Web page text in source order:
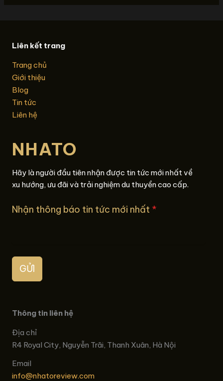
Liên kết trang
Trang chủ
Giới thiệu
Blog
Tin tức
Liên hệ
NHATO
Hãy là người đầu tiên nhận được tin tức mới nhất về
xu hướng, ưu đãi và trải nghiệm du thuyền cao cấp.
Nhận thông báo tin tức mới nhất *
GỬI
Thông tin liên hệ
Địa chỉ
R4 Royal City, Nguyễn Trãi, Thanh Xuân, Hà Nội
Email
info@nhatoreview.com